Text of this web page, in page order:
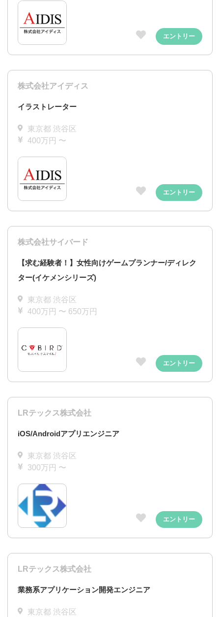
エントリー
株式会社アイディス
イラストレーター
東京都 渋谷区
400万円 〜
エントリー
株式会社サイバード
【求む経験者！】女性向けゲームプランナー/ディレク
ター(イケメンシリーズ)
東京都 渋谷区
400万円 〜 650万円
エントリー
LRテックス株式会社
iOS/Androidアプリエンジニア
東京都 渋谷区
300万円 〜
エントリー
LRテックス株式会社
業務系アプリケーション開発エンジニア
東京都 渋谷区